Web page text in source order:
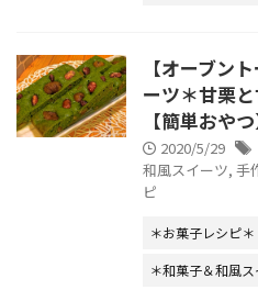
【オーブン
ーツ＊甘栗
【簡単おやつ
2020/5/29
和風スイーツ, 手
ピ
＊お菓子レシピ＊
＊和菓子＆和風